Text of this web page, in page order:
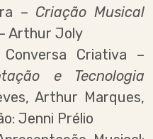
– Criação Musical
Arthur Joly
Criativa –
e Tecnologia
Arthur Marques,
Jenni Prélio